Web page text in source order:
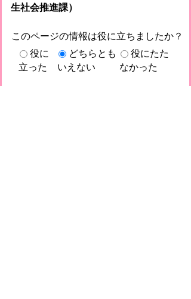
生社会推進課）
このページの情報は役に立ちましたか？
役に
立った
どちらとも
いえない
役にたた
なかった